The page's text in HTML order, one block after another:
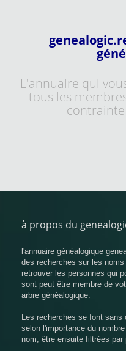
L'annuaire qui
tous les
à propos du
l'annuaire généalogique
des recherches sur les
retrouver les personnes qui
sont peut être membre de
arbre généalogique.
Les recherches se font sans
selon l'importance du
nom, être ensuite filtrées par